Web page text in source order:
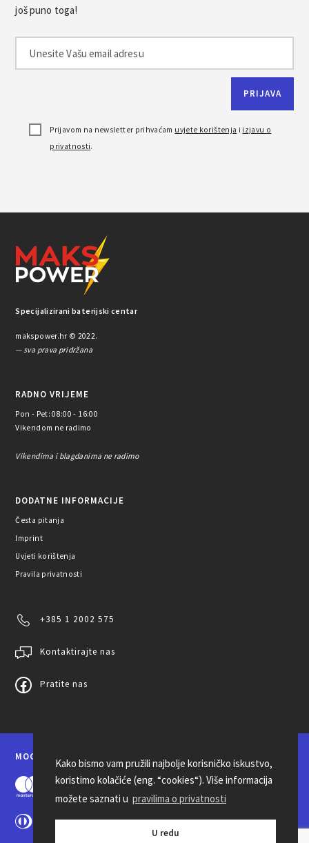
Kako bismo vam pružili najbolje korisničko iskustvo,
koristimo kolačiće (eng. “cookies“). Više informacija
možete saznati u pravilima o privatnosti
U redu
još puno toga!
Prijavom na newsletter prihvaćam uvjete korištenja i izjavu o
privatnosti.
Specijalizirani baterijski centar
makspower.hr © 2022.
— sva prava pridržana
RADNO VRIJEME
Pon - Pet: 08:00 - 16:00
Vikendom ne radimo
Vikendima i blagdanima ne radimo
DODATNE INFORMACIJE
Česta pitanja
Imprint
Uvjeti korištenja
Pravila privatnosti
+385 1 2002 575
Kontaktirajte nas
Pratite nas
MOGUĆNOSTI PLAĆANJA